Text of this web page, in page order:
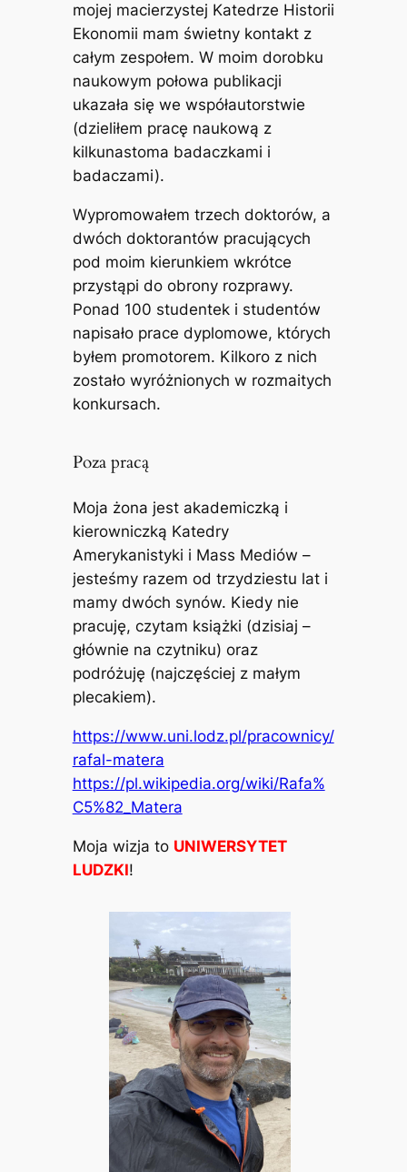
mojej macierzystej Katedrze Historii
Ekonomii mam świetny kontakt z
całym zespołem. W moim dorobku
naukowym połowa publikacji
ukazała się we współautorstwie
(dzieliłem pracę naukową z
kilkunastoma badaczkami i
badaczami).
Wypromowałem trzech doktorów, a
dwóch doktorantów pracujących
pod moim kierunkiem wkrótce
przystąpi do obrony rozprawy.
Ponad 100 studentek i studentów
napisało prace dyplomowe, których
byłem promotorem. Kilkoro z nich
zostało wyróżnionych w rozmaitych
konkursach.
Poza pracą
Moja żona jest akademiczką i
kierowniczką Katedry
Amerykanistyki i Mass Mediów –
jesteśmy razem od trzydziestu lat i
mamy dwóch synów. Kiedy nie
pracuję, czytam książki (dzisiaj –
głównie na czytniku) oraz
podróżuję (najczęściej z małym
plecakiem).
https://www.uni.lodz.pl/pracownicy/
rafal-matera
https://pl.wikipedia.org/wiki/Rafa%
C5%82_Matera
Moja wizja to UNIWERSYTET
LUDZKI!